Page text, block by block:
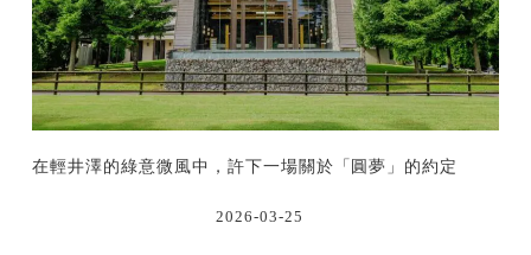
在輕井澤的綠意微風中，許下一場關於「圓夢」的約定
2026-03-25